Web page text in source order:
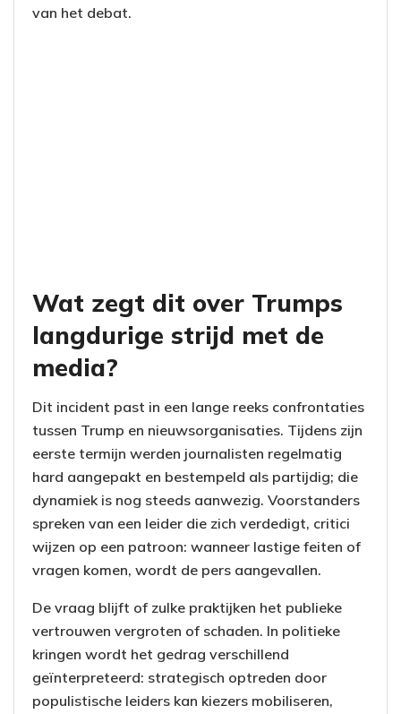
van het debat.
Wat zegt dit over Trumps
langdurige strijd met de
media?
Dit incident past in een lange reeks confrontaties
tussen Trump en nieuwsorganisaties. Tijdens zijn
eerste termijn werden journalisten regelmatig
hard aangepakt en bestempeld als partijdig; die
dynamiek is nog steeds aanwezig. Voorstanders
spreken van een leider die zich verdedigt, critici
wijzen op een patroon: wanneer lastige feiten of
vragen komen, wordt de pers aangevallen.
De vraag blijft of zulke praktijken het publieke
vertrouwen vergroten of schaden. In politieke
kringen wordt het gedrag verschillend
geïnterpreteerd: strategisch optreden door
populistische leiders kan kiezers mobiliseren,